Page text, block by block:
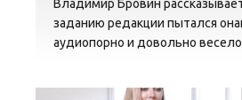
Владимир Бровин
заданию редакции пытался
аудиопорно и довольно